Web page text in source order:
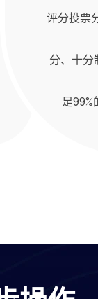
评分投票
分、十分
足99%